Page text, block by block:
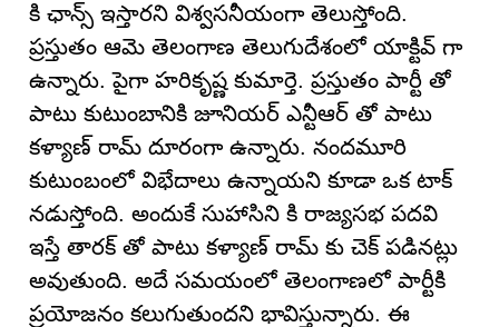
కి ఛాన్స్ ఇస్తారని విశ్వసనీయంగా తెలుస్తోంది.
ప్రస్తుతం ఆమె తెలంగాణ తెలుగుదేశంలో యాక్టివ్ గా
ఉన్నారు. పైగా హరికృష్ణ కుమార్తె. ప్రస్తుతం పార్టీ తో
పాటు కుటుంబానికి జూనియర్ ఎన్టీఆర్ తో పాటు
కళ్యాణ్ రామ్ దూరంగా ఉన్నారు. నందమూరి
కుటుంబంలో విభేదాలు ఉన్నాయని కూడా ఒక టాక్
నడుస్తోంది. అందుకే సుహాసిని కి రాజ్యసభ పదవి
ఇస్తే తారక్ తో పాటు కళ్యాణ్ రామ్ కు చెక్ పడినట్లు
అవుతుంది. అదే సమయంలో తెలంగాణలో పార్టీకి
ప్రయోజనం కలుగుతుందని భావిస్తున్నారు. ఈ